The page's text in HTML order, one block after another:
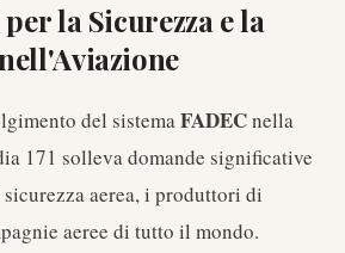
la Sicurezza e la
del sistemaFADECnella
171 solleva domande significative
aerea, i produttori di
aeree di tutto il mondo.